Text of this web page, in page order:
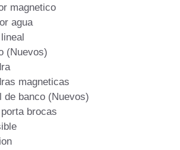
magnetico
agua
(Nuevos)
magneticas
de banco (Nuevos)
brocas